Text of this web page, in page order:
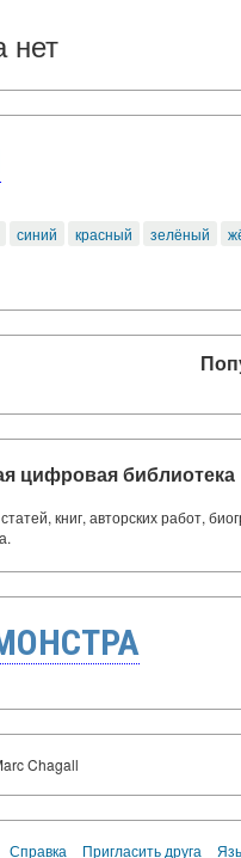
нет
синий красный зелёный
цифровая библиотека
книг, авторских работ,
Chagall
Справка Пригласить друга